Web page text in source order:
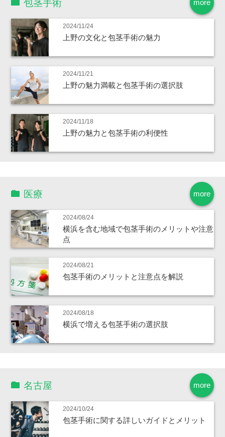
more
包茎手術
2024/11/24
上野の文化と包茎手術の魅力
2024/11/21
上野の魅力満載と包茎手術の選択肢
2024/11/18
上野の魅力と包茎手術の利便性
more
医療
2024/08/24
横浜を含む地域で包茎手術のメリットや注意
点
2024/08/21
包茎手術のメリットと注意点を解説
2024/08/18
横浜で増える包茎手術の選択肢
more
名古屋
2024/10/24
包茎手術に関する詳しいガイドとメリット